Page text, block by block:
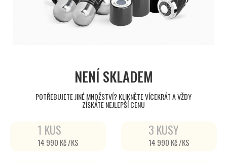
NENÍ SKLADEM
POTŘEBUJETE JINÉ MNOŽSTVÍ? KLIKNĚTE VÍCEKRÁT A VŽDY
ZÍSKÁTE NEJLEPŠÍ CENU
1 KUS
14 990 Kč /KS
3 KUSY
14 990 Kč /KS